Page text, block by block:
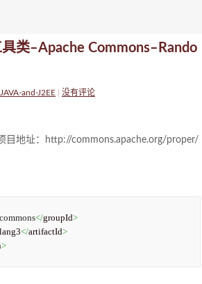
类–Apache Commons–Rando
JAVA-and-J2EE 没有评论
目地址：http://commons.apache.org/proper/
commons</groupId>
lang3</artifactId>
>